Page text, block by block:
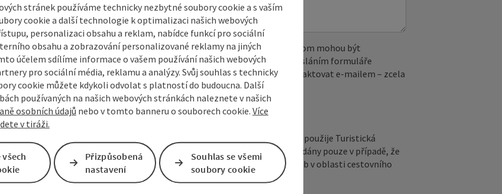
Pro ochranu proti spamu je používán Google reCAPTCHA. Při tom mohou být
společnosti Google předána osobní data (např. IP adresa). Odesláním formuláře
přijímáte potřebné cookies. Případně nás můžete kdykoli kontaktovat e‑mailem – zcela
bez reCAPTCHA.*
Přihlášení k odběru newsletteru Mühlviertelu
Vámi poskytnuté údaje (e-mailová adresa, dotaz, nepovinné jméno) použije Turistická
centrála Mühlviertel pouze ke zpracování vašeho dotazu. Budou předány pouze v případě, že
dotaz bude zodpovězen třetími stranami (např. poskytovateli služeb v oblasti cestovního
ruchu), viz také
Zásady ochrany osobních údajů
stránek používáme technicky nezbytné soubory cookie a s vaším
cookie a další technologie k optimalizaci našich webových
personalizaci obsahu a reklam, nabídce funkcí pro sociální
obsahu a zobrazování personalizované reklamy na jiných
účelem sdílíme informace o vašem používání našich webových
pro sociální média, reklamu a analýzy. Svůj souhlas s technicky
cookie můžete kdykoli odvolat s platností do budoucna. Další
používaných na našich webových stránkách naleznete v našich
osobních údajů nebo v tomto banneru o souborech cookie. Více
v tiráži.
Přizpůsobená
nastavení
Souhlas se všemi
soubory cookie